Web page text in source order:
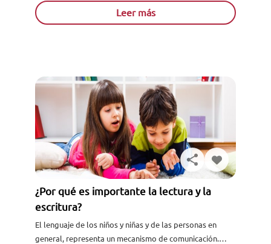
cualificación dentro...
Leer más
¿Por qué es importante la lectura y la
escritura?
El lenguaje de los niños y niñas y de las personas en
general, representa un mecanismo de comunicación.